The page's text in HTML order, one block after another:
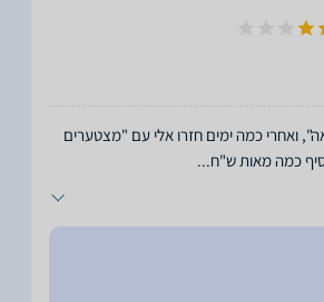
ואחרי כמה ימים חזרו אלי עם "מצטערים
כמה מאות ש"ח...